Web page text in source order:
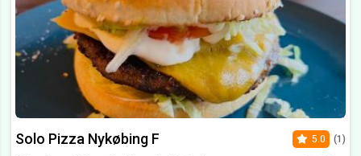
Solo Pizza Nykøbing F 5.0 (1)